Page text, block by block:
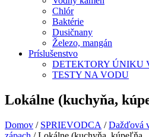
Chlór
Baktérie
Dusičnany
Železo, mangán
Príslušenstvo
DETEKTORY ÚNIKU
TESTY NA VODU
Lokálne (kuchyňa,
Domov / SPRIEVODCA /Dažďová